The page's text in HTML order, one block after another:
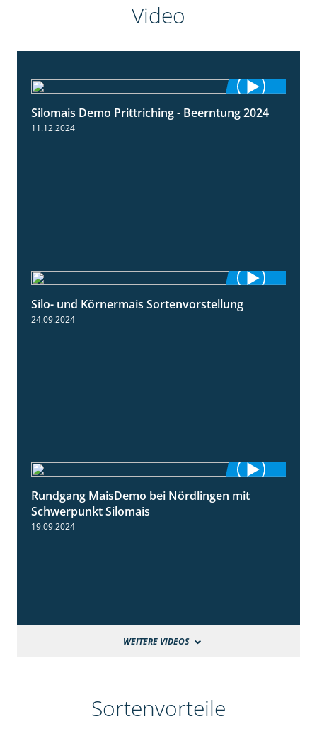
Video
12:28
Silomais Demo Prittriching - Beerntung 2024
11.12.2024
4:26
Silo- und Körnermais Sortenvorstellung
24.09.2024
10:51
Rundgang MaisDemo bei Nördlingen mit
Schwerpunkt Silomais
19.09.2024
WEITERE VIDEOS
Sortenvorteile